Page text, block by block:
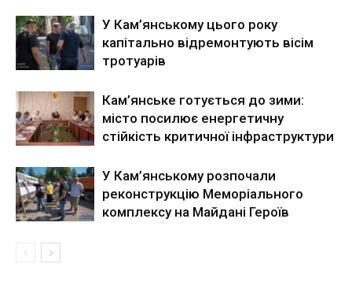
У Кам’янському цього року
капітально відремонтують вісім
тротуарів
Кам’янське готується до зими:
місто посилює енергетичну
стійкість критичної інфраструктури
У Кам’янському розпочали
реконструкцію Меморіального
комплексу на Майдані Героїв